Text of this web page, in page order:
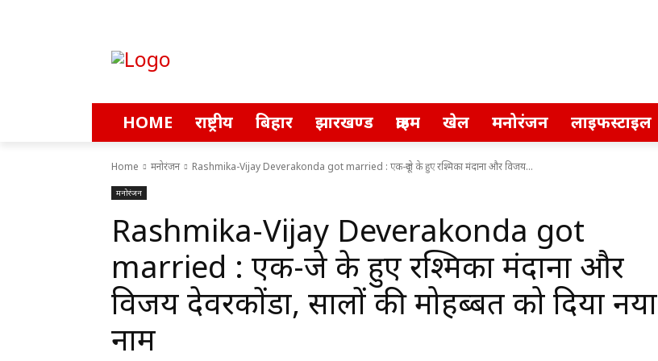
HOME राष्ट्रीय बिहार झारखण्ड क्राइम खेल मनोरंजन लाइफस्टाइल
Home मनोरंजन Rashmika-Vijay Deverakonda got married : एक-दूजे के हुए रश्मिका मंदाना और विजय...
मनोरंजन
Rashmika-Vijay Deverakonda got
married : एक-दूजे के हुए रश्मिका मंदाना और
विजय देवरकोंडा, सालों की मोहब्बत को दिया नया
नाम